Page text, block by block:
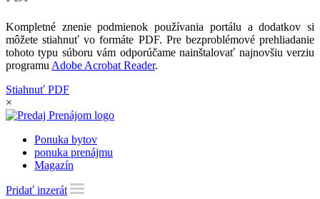
Kompletné znenie podmienok používania portálu a dodatkov si
môžete stiahnuť vo formáte PDF. Pre bezproblémové prehliadanie
tohoto typu súboru vám odporúčame nainštalovať najnovšiu verziu
programu Adobe Acrobat Reader.
Stiahnuť PDF
×
Ponuka bytov
ponuka prenájmu
Magazín
Pridať inzerát